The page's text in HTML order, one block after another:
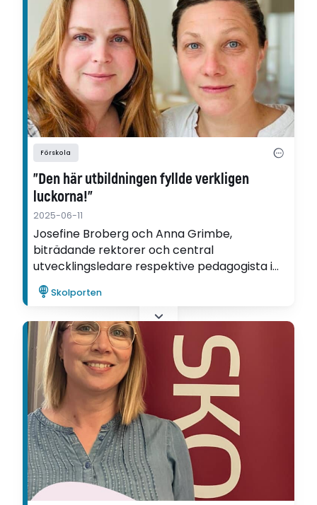
Förskola
”Den här utbildningen fyllde verkligen
luckorna!”
2025-06-11
Josefine Broberg och Anna Grimbe,
biträdande rektorer och central
utvecklingsledare respektive pedagogista i
Södertälje kommun, som genomfört den
digitala kursen Andraspråksutveckling i
förskolan med kursledare Anniqa Sandell
Ring.
Skolporten